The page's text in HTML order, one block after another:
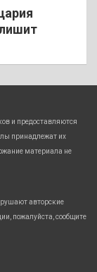
и предоставляются
принадлежат их
материала не
авторские
пожалуйста, сообщите